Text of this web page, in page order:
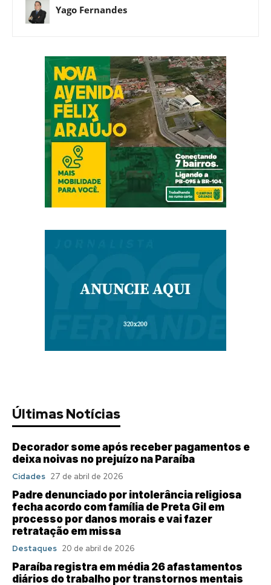
Yago Fernandes
Últimas Notícias
Decorador some após receber pagamentos e
deixa noivas no prejuízo na Paraíba
Cidades 27 de abril de 2026
Padre denunciado por intolerância religiosa
fecha acordo com família de Preta Gil em
processo por danos morais e vai fazer
retratação em missa
Destaques 20 de abril de 2026
Paraíba registra em média 26 afastamentos
diários do trabalho por transtornos mentais